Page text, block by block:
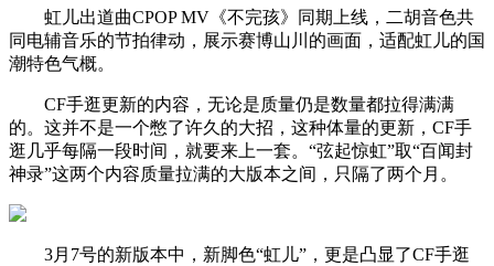
虹儿出道曲CPOP MV《不完孩》同期上线，二胡音色共
同电辅音乐的节拍律动，展示赛博山川的画面，适配虹儿的国
潮特色气概。
CF手逛更新的内容，无论是质量仍是数量都拉得满满
的。这并不是一个憋了许久的大招，这种体量的更新，CF手
逛几乎每隔一段时间，就要来上一套。“弦起惊虹”取“百闻封
神录”这两个内容质量拉满的大版本之间，只隔了两个月。
3月7号的新版本中，新脚色“虹儿”，更是凸显了CF手逛